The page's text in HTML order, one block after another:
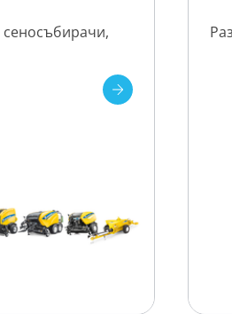
сеносъбирачи,